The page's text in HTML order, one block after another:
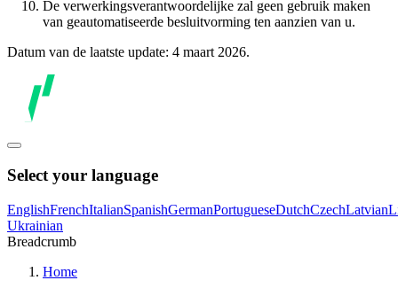
De verwerkingsverantwoordelijke zal geen gebruik maken
van geautomatiseerde besluitvorming ten aanzien van u.
Datum van de laatste update: 4 maart 2026.
Select your language
EnglishFrenchItalianSpanishGermanPortugueseDutchCzechLatvian
Ukrainian
Breadcrumb
Home